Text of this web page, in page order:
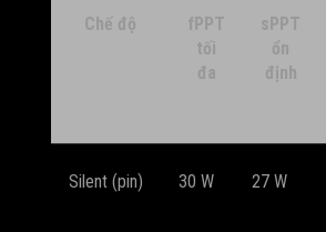
Chế độ
fPPT
tối
đa
sPPT
ổn
định
Silent (pin) 30 W 27 W